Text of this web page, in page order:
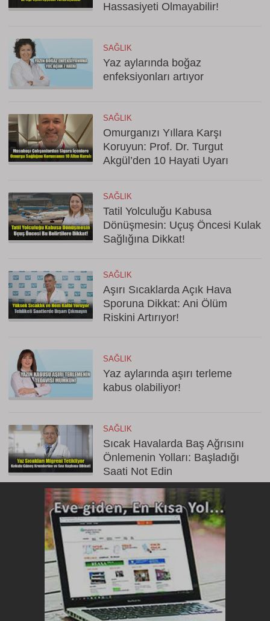
Hassasiyeti Olmayabilir!
SAĞLIK
Yaz aylarında boğaz
enfeksiyonları artıyor
SAĞLIK
Omurganızı Yıllara Karşı
Koruyun: Prof. Dr. Turgut
Akgül’den 10 Hayati Uyarı
SAĞLIK
Tatil Yolculuğu Kabusa
Dönüşmesin: Uçuş Öncesi Kulak
Sağlığına Dikkat!
SAĞLIK
Aşırı Sıcaklarda Açık Hava
Sporuna Dikkat: Ani Ölüm
Riskini Artırıyor!
SAĞLIK
Yaz aylarında aşırı terleme
kabus olabiliyor!
SAĞLIK
Sıcak Havalarda Baş Ağrısını
Önlemenin Yolları: Başladığı
Saati Not Edin